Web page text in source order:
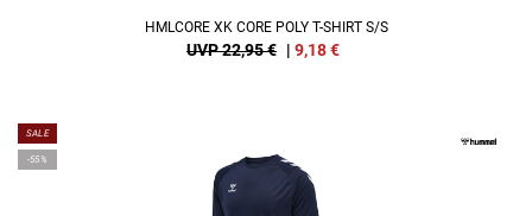
HMLCORE XK CORE POLY T-SHIRT S/S
UVP 22,95 € | 9,18€
SALE
-55%